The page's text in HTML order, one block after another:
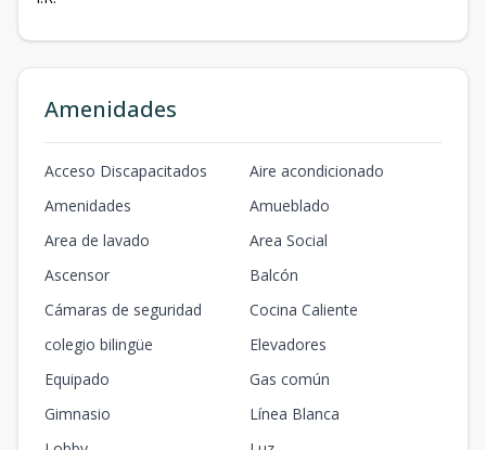
Amenidades
Acceso Discapacitados
Aire acondicionado
Amenidades
Amueblado
Area de lavado
Area Social
Ascensor
Balcón
Cámaras de seguridad
Cocina Caliente
colegio bilingüe
Elevadores
Equipado
Gas común
Gimnasio
Línea Blanca